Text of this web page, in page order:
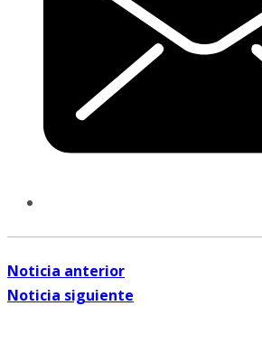
Noticia anterior
Noticia siguiente